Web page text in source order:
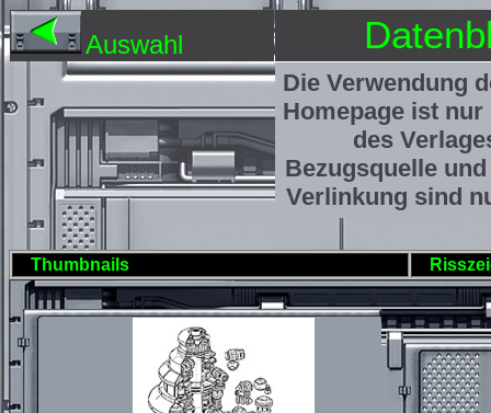
Auswahl
Die Verwendung
Homepage ist
des
Bezugsquelle
Verlinkung sind
Thumbnails